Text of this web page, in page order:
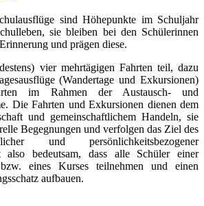
sind Höhepunkte im Schuljahr
sie bleiben bei den Schülerinnen
und prägen diese.
vier mehrtägigen Fahrten teil, dazu
(Wandertage und Exkursionen)
im Rahmen der Austausch- und
Die Fahrten und Exkursionen dienen dem
und gemeinschaftlichem Handeln, sie
Begegnungen und verfolgen das Ziel des
und persönlichkeitsbezogener
also bedeutsam, dass alle Schüler einer
bzw. eines Kurses teilnehmen und einen
aufbauen.